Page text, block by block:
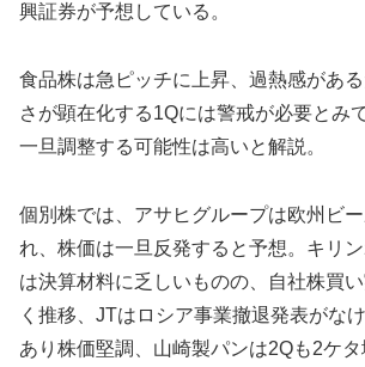
興証券が予想している。
食品株は急ピッチに上昇、過熱感があ
さが顕在化する1Qには警戒が必要とみ
一旦調整する可能性は高いと解説。
個別株では、アサヒグループは欧州ビ
れ、株価は一旦反発すると予想。キリ
は決算材料に乏しいものの、自社株買
く推移、JTはロシア事業撤退発表がな
あり株価堅調、山崎製パンは2Qも2ケタ